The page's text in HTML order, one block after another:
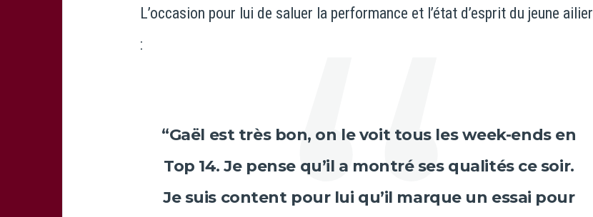
L’occasion pour lui de saluer la performance et l’état d’esprit du jeune ailier
:
“Gaël est très bon, on le voit tous les week-ends en
Top 14. Je pense qu’il a montré ses qualités ce soir.
Je suis content pour lui qu’il marque un essai pour